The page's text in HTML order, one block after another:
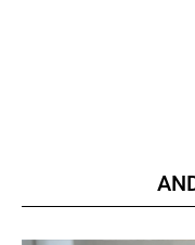
Donec quis est ac